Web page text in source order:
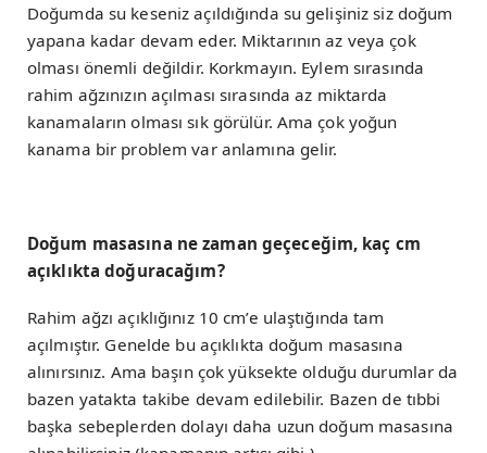
Doğumda su keseniz açıldığında su gelişiniz siz doğum
yapana kadar devam eder. Miktarının az veya çok
olması önemli değildir. Korkmayın. Eylem sırasında
rahim ağzınızın açılması sırasında az miktarda
kanamaların olması sık görülür. Ama çok yoğun
kanama bir problem var anlamına gelir.
Doğum masasına ne zaman geçeceğim, kaç cm
açıklıkta doğuracağım?
Rahim ağzı açıklığınız 10 cm’e ulaştığında tam
açılmıştır. Genelde bu açıklıkta doğum masasına
alınırsınız. Ama başın çok yüksekte olduğu durumlar da
bazen yatakta takibe devam edilebilir. Bazen de tıbbi
başka sebeplerden dolayı daha uzun doğum masasına